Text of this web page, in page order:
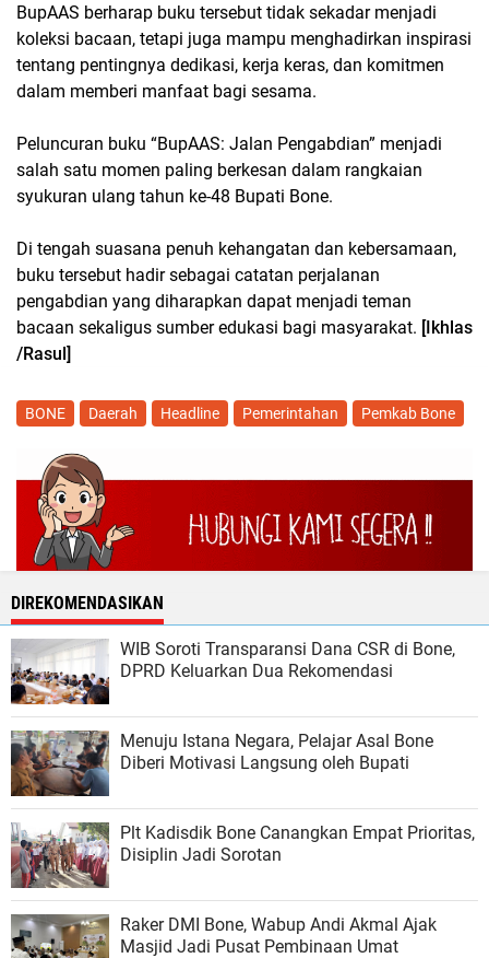
BupAAS berharap buku tersebut tidak sekadar menjadi
koleksi bacaan, tetapi juga mampu menghadirkan inspirasi
tentang pentingnya dedikasi, kerja keras, dan komitmen
dalam memberi manfaat bagi sesama.
Peluncuran buku “BupAAS: Jalan Pengabdian” menjadi
salah satu momen paling berkesan dalam rangkaian
syukuran ulang tahun ke-48 Bupati Bone.
Di tengah suasana penuh kehangatan dan kebersamaan,
buku tersebut hadir sebagai catatan perjalanan
pengabdian yang diharapkan dapat menjadi teman
bacaan sekaligus sumber edukasi bagi masyarakat. [Ikhlas
/Rasul]
BONE Daerah Headline Pemerintahan Pemkab Bone
DIREKOMENDASIKAN
WIB Soroti Transparansi Dana CSR di Bone,
DPRD Keluarkan Dua Rekomendasi
Menuju Istana Negara, Pelajar Asal Bone
Diberi Motivasi Langsung oleh Bupati
Plt Kadisdik Bone Canangkan Empat Prioritas,
Disiplin Jadi Sorotan
Raker DMI Bone, Wabup Andi Akmal Ajak
Masjid Jadi Pusat Pembinaan Umat